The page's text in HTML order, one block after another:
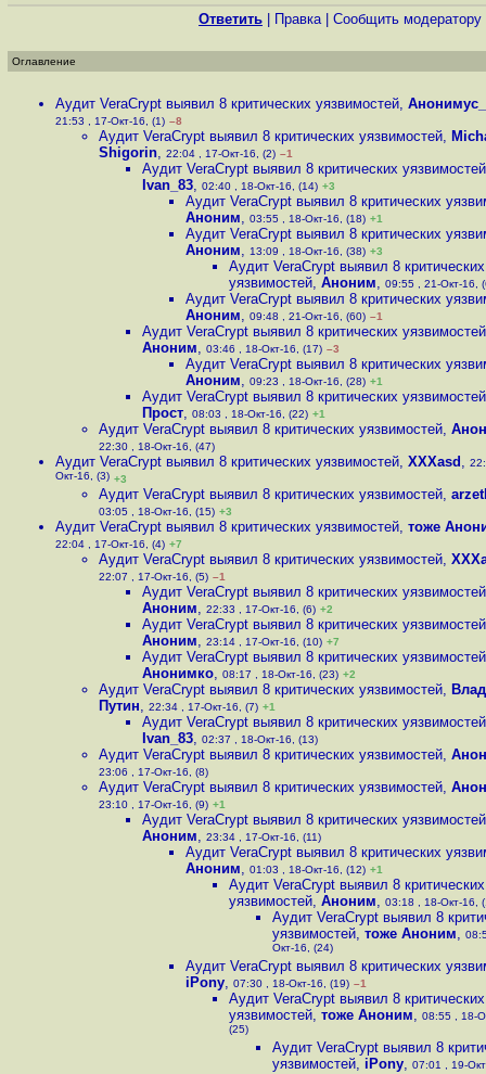
Ответить Правка| Cообщить модератору
Оглавление
Аудит VeraCrypt выявил 8 критических уязвимостей,
21:53 , 17-Окт-16, (1) –8
Аудит VeraCrypt выявил 8 критических уязвимостей,
Shigorin, 22:04 , 17-Окт-16, (2) –1
Аудит VeraCrypt выявил 8 критических уязвимостей
Ivan_83, 02:40 , 18-Окт-16, (14) +3
Аудит VeraCrypt выявил 8 критических
Аноним, 03:55 , 18-Окт-16, (18) +1
Аудит VeraCrypt выявил 8 критических
Аноним, 13:09 , 18-Окт-16, (38) +3
Аудит VeraCrypt выявил 8 критических
уязвимостей, Аноним, 09:55 , 21-Окт-16,
Аудит VeraCrypt выявил 8 критических
Аноним, 09:48 , 21-Окт-16, (60) –1
Аудит VeraCrypt выявил 8 критических уязвимостей
Аноним, 03:46 , 18-Окт-16, (17) –3
Аудит VeraCrypt выявил 8 критических
Аноним, 09:23 , 18-Окт-16, (28) +1
Аудит VeraCrypt выявил 8 критических уязвимостей
Прост, 08:03 , 18-Окт-16, (22) +1
Аудит VeraCrypt выявил 8 критических уязвимостей,
22:30 , 18-Окт-16, (47)
Аудит VeraCrypt выявил 8 критических уязвимостей, XXXasd ,
Окт-16, (3) +3
Аудит VeraCrypt выявил 8 критических уязвимостей,
03:05 , 18-Окт-16, (15) +3
Аудит VeraCrypt выявил 8 критических уязвимостей, тоже
22:04 , 17-Окт-16, (4) +7
Аудит VeraCrypt выявил 8 критических уязвимостей,
22:07 , 17-Окт-16, (5) –1
Аудит VeraCrypt выявил 8 критических уязвимостей
Аноним, 22:33 , 17-Окт-16, (6) +2
Аудит VeraCrypt выявил 8 критических уязвимостей
Аноним, 23:14 , 17-Окт-16, (10) +7
Аудит VeraCrypt выявил 8 критических уязвимостей
Анонимко, 08:17 , 18-Окт-16, (23) +2
Аудит VeraCrypt выявил 8 критических уязвимостей,
Путин, 22:34 , 17-Окт-16, (7) +1
Аудит VeraCrypt выявил 8 критических уязвимостей
Ivan_83, 02:37 , 18-Окт-16, (13)
Аудит VeraCrypt выявил 8 критических уязвимостей,
23:06 , 17-Окт-16, (8)
Аудит VeraCrypt выявил 8 критических уязвимостей,
23:10 , 17-Окт-16, (9) +1
Аудит VeraCrypt выявил 8 критических уязвимостей
Аноним, 23:34 , 17-Окт-16, (11)
Аудит VeraCrypt выявил 8 критических
Аноним, 01:03 , 18-Окт-16, (12) +1
Аудит VeraCrypt выявил 8 критических
уязвимостей, Аноним, 03:18 , 18-Окт-16,
Аудит VeraCrypt выявил 8
уязвимостей, тоже Аноним,
Окт-16, (24)
Аудит VeraCrypt выявил 8 критических
iPony, 07:30 , 18-Окт-16, (19) –1
Аудит VeraCrypt выявил 8 критических
уязвимостей, тоже Аноним, 08:55 , 18-
(25)
Аудит VeraCrypt выявил 8
уязвимостей, iPony, 07:01 , 19-